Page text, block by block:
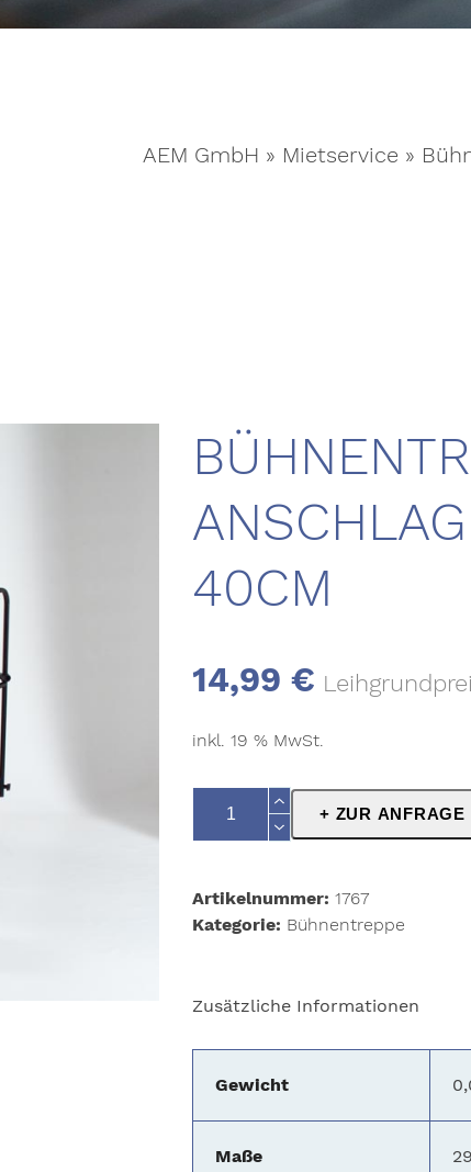
AEM GmbH » Mietservice »
40CM
14,99 €
inkl. 19 % MwSt.
Bühnentreppe
Anschlagelement
+ ZUR ANFRAGE
Artikelnummer: 1767
Kategorie: Bühnentreppe
Zusätzliche Informationen
Gewicht
Maße